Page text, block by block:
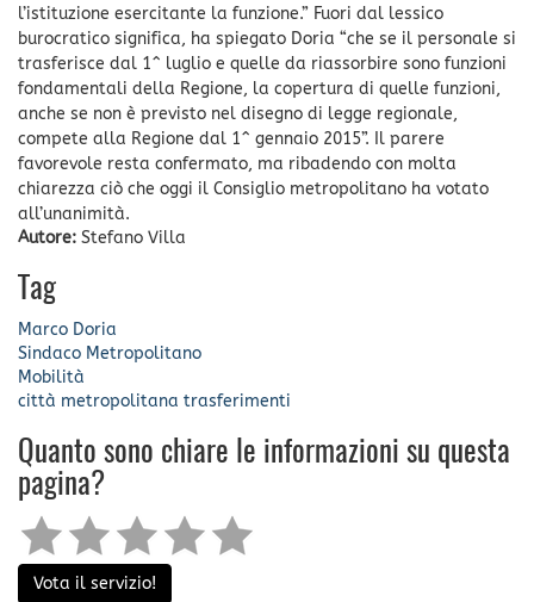
l’istituzione esercitante la funzione.” Fuori dal lessico
burocratico significa, ha spiegato Doria “che se il personale si
trasferisce dal 1^ luglio e quelle da riassorbire sono funzioni
fondamentali della Regione, la copertura di quelle funzioni,
anche se non è previsto nel disegno di legge regionale,
compete alla Regione dal 1^ gennaio 2015”. Il parere
favorevole resta confermato, ma ribadendo con molta
chiarezza ciò che oggi il Consiglio metropolitano ha votato
all’unanimità.
Autore: Stefano Villa
Tag
Marco Doria
Sindaco Metropolitano
Mobilità
città metropolitana trasferimenti
Quanto sono chiare le informazioni su questa
pagina?
Vota il servizio!